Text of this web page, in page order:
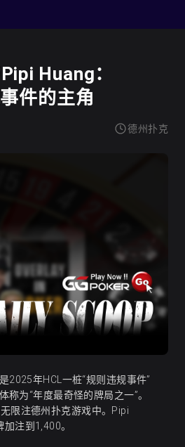
Huang：
件的主角
德州扑克
2025年HCL一桩“规则违规事件”
称为“年度最奇怪的牌局之一”。
限注德州扑克游戏中。Pipi
注到1,400。